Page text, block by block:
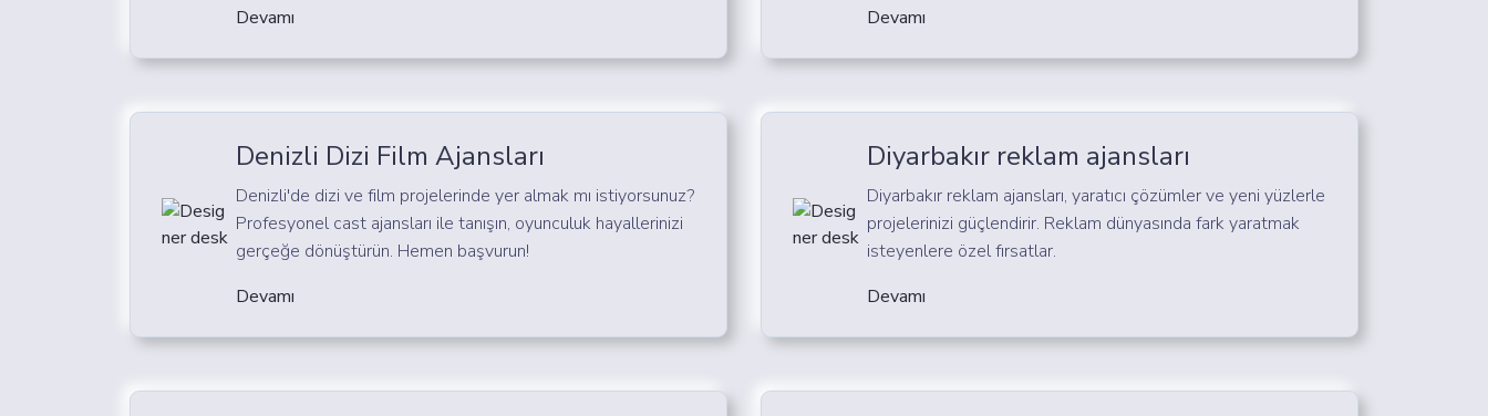
Devamı
Devamı
Denizli Dizi Film Ajansları
Denizli'de dizi ve film projelerinde yer almak mı istiyorsunuz?
Profesyonel cast ajansları ile tanışın, oyunculuk hayallerinizi
gerçeğe dönüştürün. Hemen başvurun!
Devamı
Diyarbakır reklam ajansları
Diyarbakır reklam ajansları, yaratıcı çözümler ve yeni yüzlerle
projelerinizi güçlendirir. Reklam dünyasında fark yaratmak
isteyenlere özel fırsatlar.
Devamı